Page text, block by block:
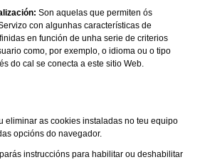
Son aquelas que permiten ós
con algunhas características de
en función de unha serie de criterios
como, por exemplo, o idioma ou o tipo
do cal se conecta a este sitio Web.
eliminar as cookies instaladas no teu equipo
opcións do navegador.
instruccións para habilitar ou deshabilitar